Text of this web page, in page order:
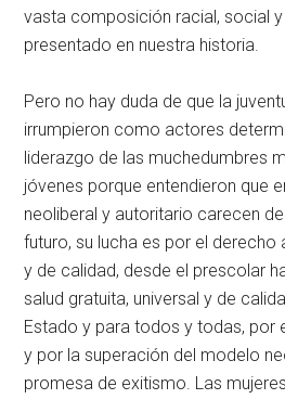
vasta composición racial, social
presentado en nuestra historia.
Pero no hay duda de que la
irrumpieron como actores
liderazgo de las muchedumbres
jóvenes porque entendieron que
neoliberal y autoritario carecen
futuro, su lucha es por el derecho
y de calidad, desde el prescolar
salud gratuita, universal y de
Estado y para todos y todas, por
y por la superación del modelo
promesa de exitismo. Las